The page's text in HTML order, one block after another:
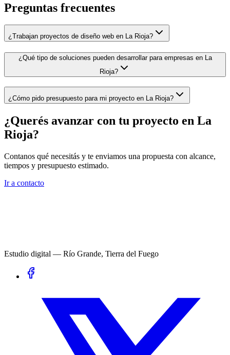
Preguntas frecuentes
¿Trabajan proyectos de diseño web en La Rioja?
¿Qué tipo de soluciones pueden desarrollar para empresas en La
Rioja?
¿Cómo pido presupuesto para mi proyecto en La Rioja?
¿Querés avanzar con tu proyecto en La
Rioja?
Contanos qué necesitás y te enviamos una propuesta con alcance,
tiempos y presupuesto estimado.
Ir a contacto
Estudio digital — Río Grande, Tierra del Fuego